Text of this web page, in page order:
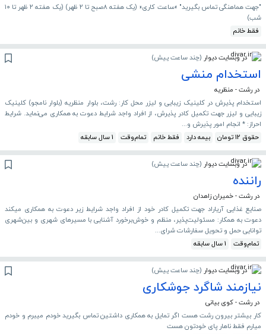
"جهت هماهنگی تماس بگیرید" »ساعت کاری« (یک هفته ۸صبح تا ۲ ظهر) (یک هفته ۲ ظهر تا ۱۰
شب)
فقط خانم
در وبسایت دیوار (چند ساعت پیش)
استخدام منشی
در رشت - منظریه
استخدام پذیرش در کلینیک زیبایی و لیزر محل کار: رشت، بلوار منظریه (بلوار نامجو) کلینیک
زیبایی و لیزر جهت تکمیل کادر پذیرش، از افراد واجد شرایط دعوت به همکاری می‌نماید. شرایط
احراز: * انجام امور پذیرش و...
حقوق 12 تومان
بیمه دارد فقط خانم تمام‌وقت 1 سال سابقه
در وبسایت دیوار (چند ساعت پیش)
راننده
در رشت - خمیران زاهدان
صنایع غذایی آریاراد جهت تکمیل کادر خود از افراد واجد شرایط زیر دعوت به همکاری میکند
دعوت به همکار: مسئولیت‌پذیر، منظم و خوش‌برخورد آشنایی با مسیرهای شهری و بین‌شهری
توانایی حمل و تحویل سفارشات شرای...
تمام‌وقت
1 سال سابقه
در وبسایت دیوار (چند ساعت پیش)
نیازمند شاگرد جوشکاری
در رشت - کوی بیانی
کار بیشتر بیرون رشت هست اگر تمایل به همکاری داشتین تماس بگیرید خودم میبرم و خودم
میارم فقط ناهار پای خودتون هست